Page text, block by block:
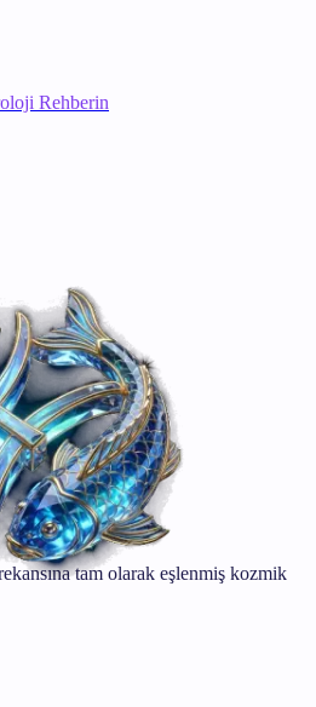
Rehberin
tam olarak eşlenmiş kozmik